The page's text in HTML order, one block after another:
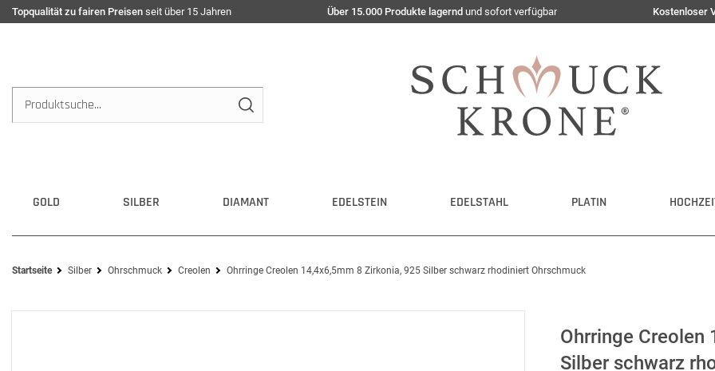
Topqualität zu fairen Preisen seit über 15 Jahren Über 15.000 Produkte lagernd und sofort verfügbar Kostenloser
GOLD SILBER DIAMANT EDELSTEIN EDELSTAHL PLATIN
Startseite Silber Ohrschmuck Creolen Ohrringe Creolen 14,4x6,5mm 8 Zirkonia, 925 Silber schwarz rhodiniert Ohrschmuck
Ohrringe Creolen
Silber schwarz